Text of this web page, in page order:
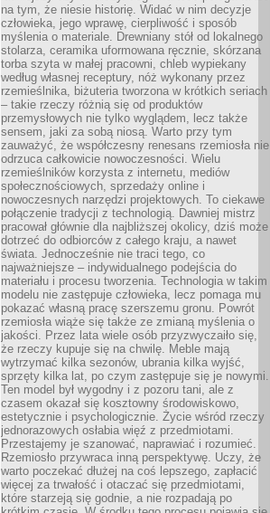
na tym, że niesie historię. Widać w nim decyzje
człowieka, jego wprawę, cierpliwość i sposób
myślenia o materiale. Drewniany stół od lokalnego
stolarza, ceramika uformowana ręcznie, skórzana
torba szyta w małej pracowni, chleb wypiekany
według własnej receptury, nóż wykonany przez
rzemieślnika, biżuteria tworzona w krótkich seriach
– takie rzeczy różnią się od produktów
przemysłowych nie tylko wyglądem, lecz także
sensem, jaki za sobą niosą. Warto przy tym
zauważyć, że współczesny renesans rzemiosła nie
odrzuca całkowicie nowoczesności. Wielu
rzemieślników korzysta z internetu, mediów
społecznościowych, sprzedaży online i
nowoczesnych narzędzi projektowych. To ciekawe
połączenie tradycji z technologią. Dawniej mistrz
pracował głównie dla najbliższej okolicy, dziś może
dotrzeć do odbiorców z całego kraju, a nawet
świata. Jednocześnie nie traci tego, co
najważniejsze – indywidualnego podejścia do
materiału i procesu tworzenia. Technologia w takim
modelu nie zastępuje człowieka, lecz pomaga mu
pokazać własną pracę szerszemu gronu. Powrót
rzemiosła wiąże się także ze zmianą myślenia o
jakości. Przez lata wiele osób przyzwyczaiło się,
że rzeczy kupuje się na chwilę. Meble mają
wytrzymać kilka sezonów, ubrania kilka wyjść,
sprzęty kilka lat, po czym zastępuje się je nowymi.
Ten model był wygodny i z pozoru tani, ale z
czasem okazał się kosztowny środowiskowo,
estetycznie i psychologicznie. Życie wśród rzeczy
jednorazowych osłabia więź z przedmiotami.
Przestajemy je szanować, naprawiać i rozumieć.
Rzemiosło przywraca inną perspektywę. Uczy, że
warto poczekać dłużej na coś lepszego, zapłacić
więcej za trwałość i otaczać się przedmiotami,
które starzeją się godnie, a nie rozpadają po